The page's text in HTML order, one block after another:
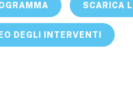
SCARICA
DEGLI INTERVENTI